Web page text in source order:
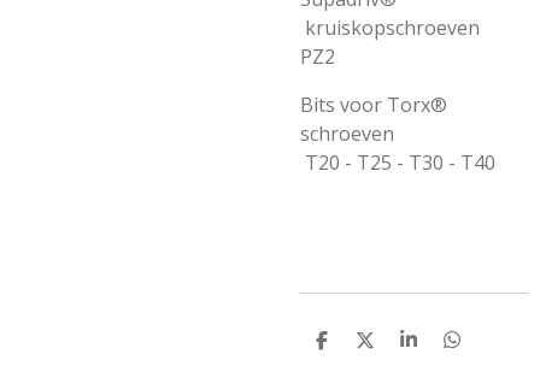
kruiskopschroeven
PZ2
Bits voor Torx®
schroeven
T20 - T25 - T30 - T40
D
D
S
D